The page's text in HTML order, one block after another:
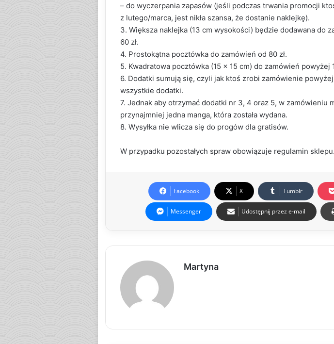
– do wyczerpania zapasów (jeśli podczas trwania promocji
z lutego/marca, jest nikła szansa, że dostanie naklejkę).
3. Większa naklejka (13 cm wysokości) będzie dodawana do
60 zł.
4. Prostokątna pocztówka do zamówień od 80 zł.
5. Kwadratowa pocztówka (15 x 15 cm) do zamówień powyżej
6. Dodatki sumują się, czyli jak ktoś zrobi zamówienie powyżej
wszystkie dodatki.
7. Jednak aby otrzymać dodatki nr 3, 4 oraz 5, w zamówieniu
przynajmniej jedna manga, która została wydana.
8. Wysyłka nie wlicza się do progów dla gratisów.
W przypadku pozostałych spraw obowiązuje regulamin sklepu.
Facebook X Tumblr
Messenger Udostępnij przez e-mail
Martyna